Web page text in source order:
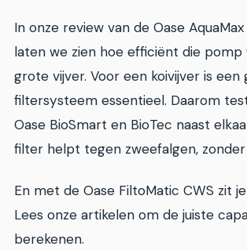
In onze review van de Oase
laten we zien hoe efficiënt die
grote vijver. Voor een koivijver is een
filtersysteem essentieel. Daarom
Oase BioSmart en BioTec naast
filter helpt tegen zweefalgen,
En met de Oase FiltoMatic CWS zit
Lees onze artikelen om de juiste
berekenen.